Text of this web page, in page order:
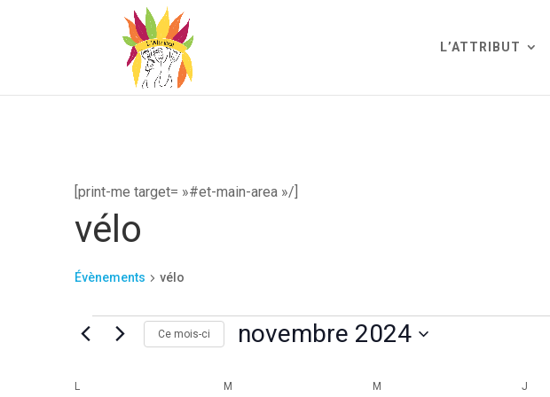
L’ATTRIBUT
[print-me target= »#et-main-area »/]
vélo
Évènements vélo
Évènements Ce mois-ci novembre 2024
L M M J